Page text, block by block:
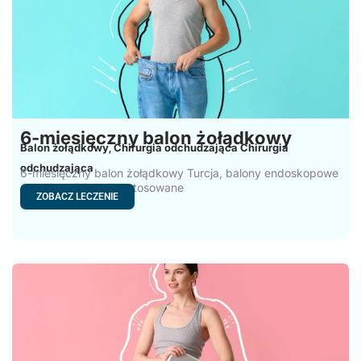
6-miesięczny balon żołądkowy
Balon żołądkowy,Chirurgia odchudzająca Chirurgia
odchudzająca
6-miesięczny balon żołądkowy Turcja, balony endoskopowe
do chirurgii żołądka stosowane
ZOBACZ LECZENIE